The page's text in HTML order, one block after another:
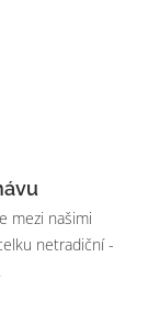
mezi našimi
netradiční -